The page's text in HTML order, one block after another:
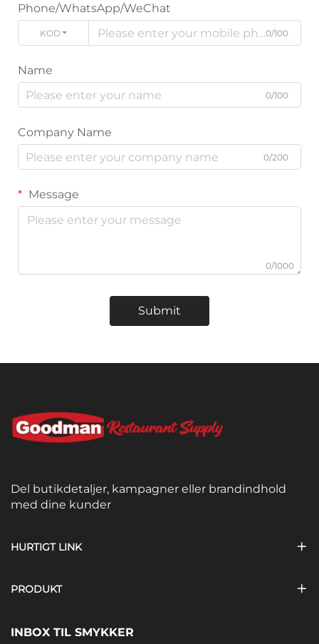
Phone/WhatsApp/WeChat
KODE 0/100
Name
0/100
Company Name
0/200
Message
0/1000
Submit
Del butikdetaljer, kampagner eller brandindhold
med dine kunder
HURTIGT LINK
PRODUKT
INBOX TIL SMYKKER